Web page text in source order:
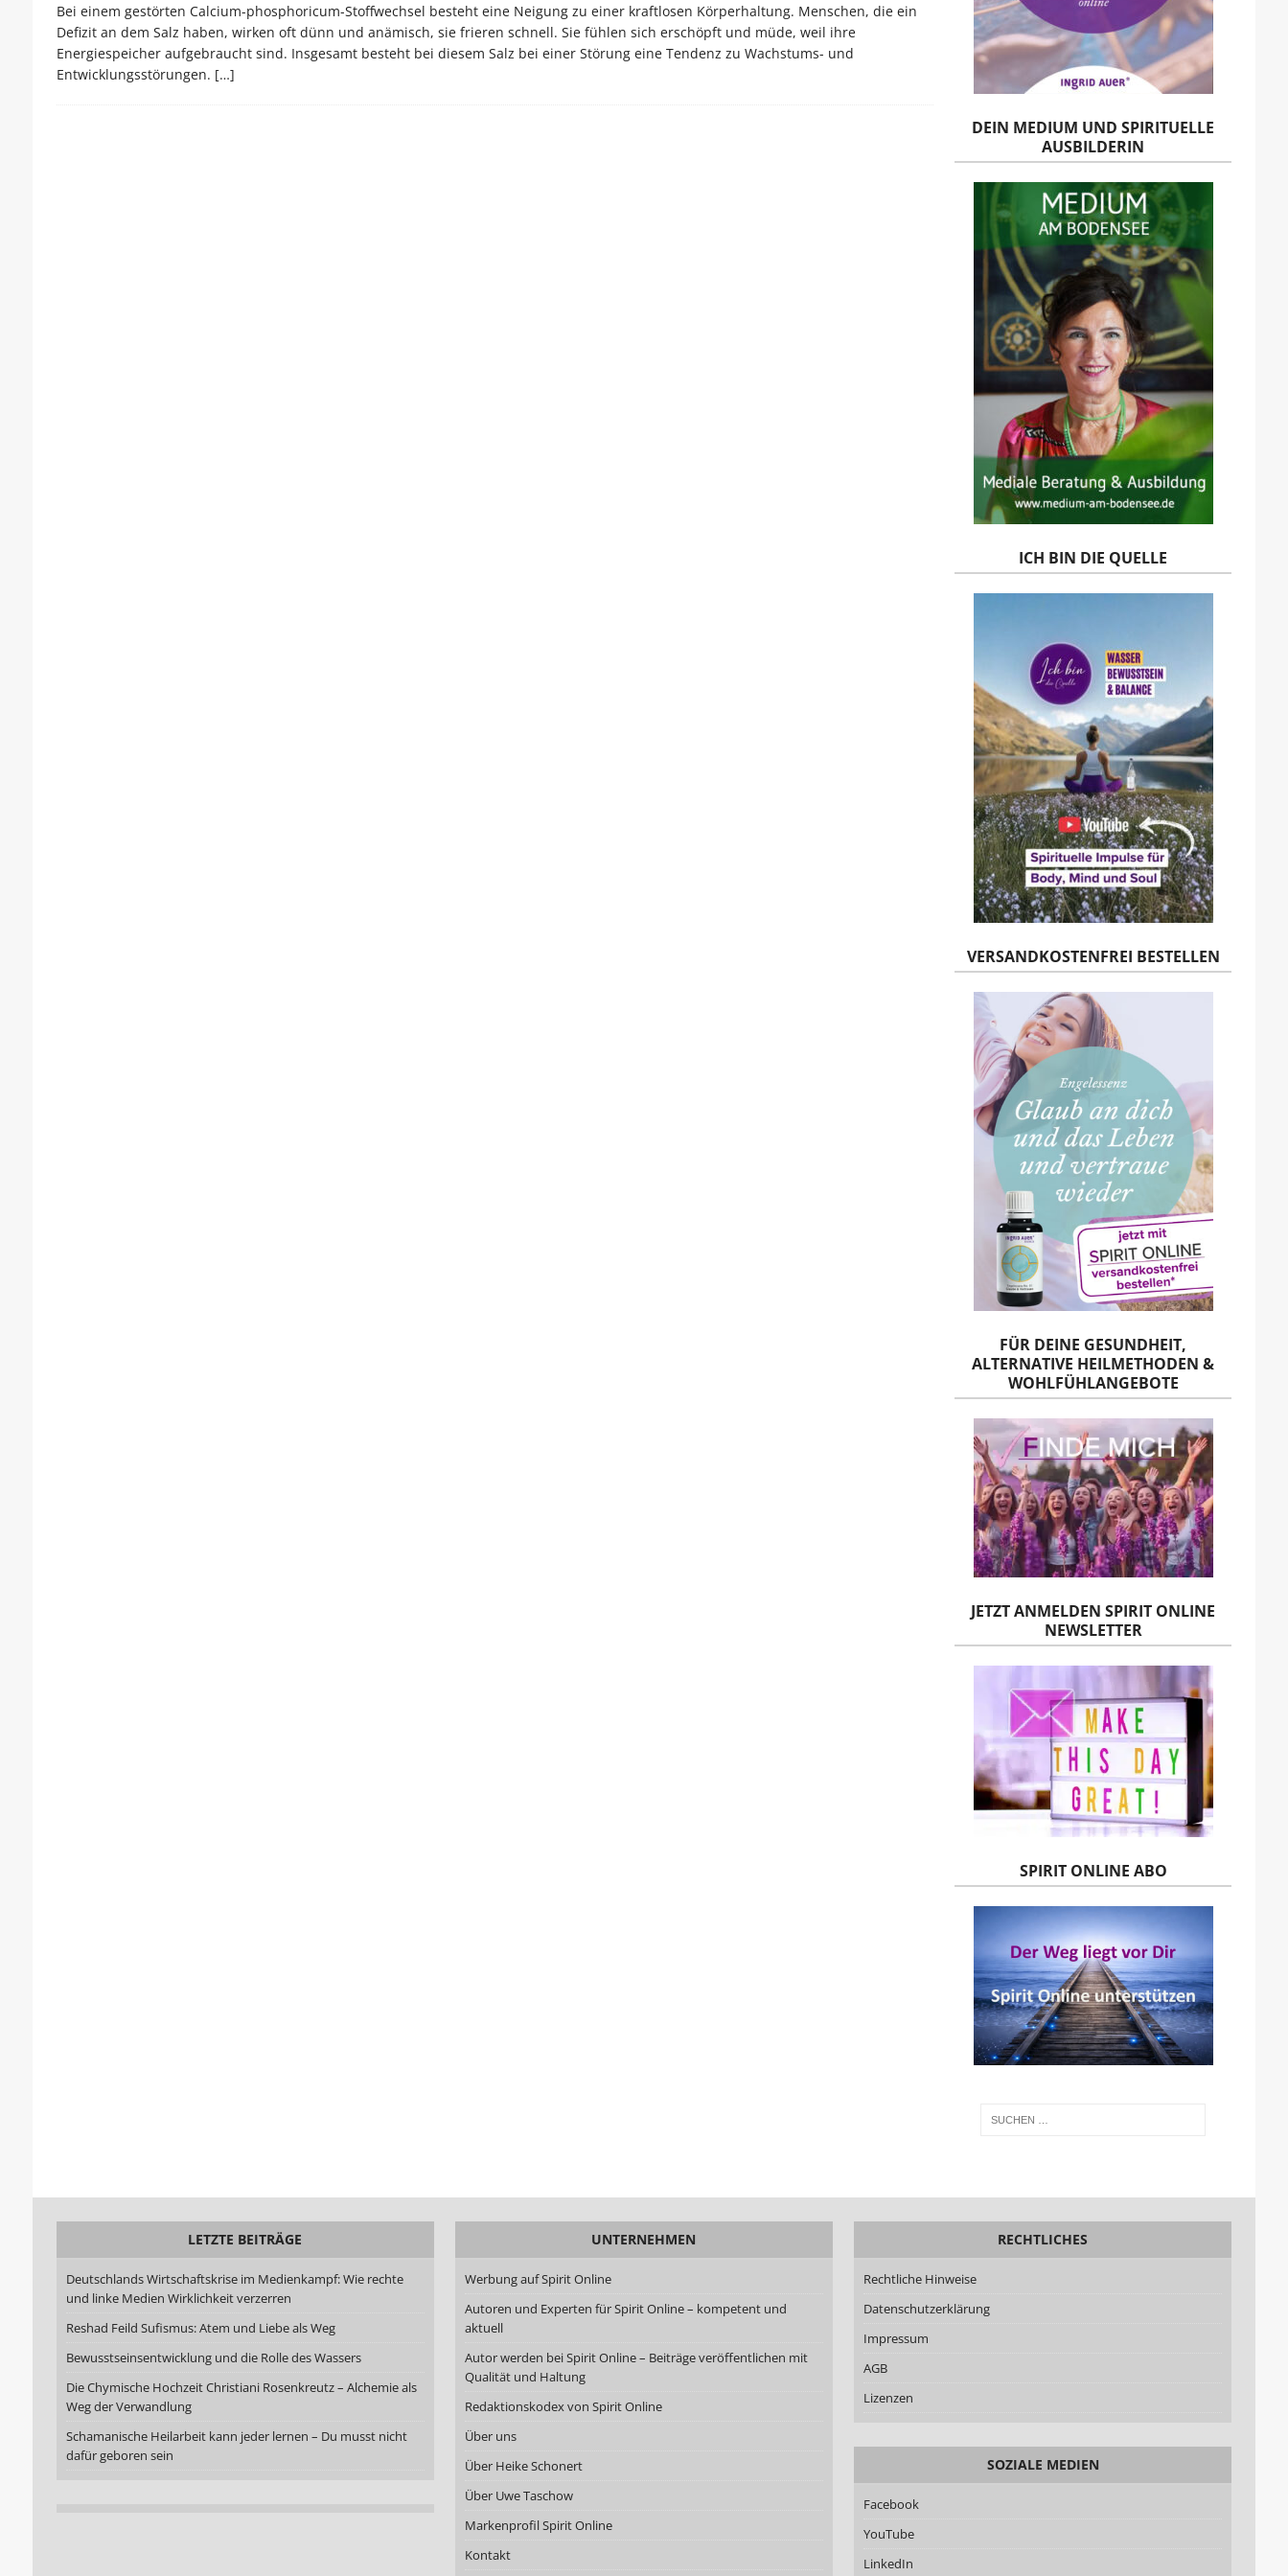
Bei einem gestörten Calcium-phosphoricum-Stoffwechsel besteht eine Neigung zu einer kraftlosen Körperhaltung. Menschen, die ein
Defizit an dem Salz haben, wirken oft dünn und anämisch, sie frieren schnell. Sie fühlen sich erschöpft und müde, weil ihre
Energiespeicher aufgebraucht sind. Insgesamt besteht bei diesem Salz bei einer Störung eine Tendenz zu Wachstums- und
Entwicklungsstörungen. […]
DEIN MEDIUM UND SPIRITUELLE
AUSBILDERIN
ICH BIN DIE QUELLE
VERSANDKOSTENFREI BESTELLEN
FÜR DEINE GESUNDHEIT,
ALTERNATIVE HEILMETHODEN &
WOHLFÜHLANGEBOTE
JETZT ANMELDEN SPIRIT ONLINE
NEWSLETTER
SPIRIT ONLINE ABO
LETZTE BEITRÄGE
Deutschlands Wirtschaftskrise im Medienkampf: Wie rechte
und linke Medien Wirklichkeit verzerren
Reshad Feild Sufismus: Atem und Liebe als Weg
Bewusstseinsentwicklung und die Rolle des Wassers
Die Chymische Hochzeit Christiani Rosenkreutz – Alchemie als
Weg der Verwandlung
Schamanische Heilarbeit kann jeder lernen – Du musst nicht
dafür geboren sein
UNTERNEHMEN
Werbung auf Spirit Online
Autoren und Experten für Spirit Online – kompetent und
aktuell
Autor werden bei Spirit Online – Beiträge veröffentlichen mit
Qualität und Haltung
Redaktionskodex von Spirit Online
Über uns
Über Heike Schonert
Über Uwe Taschow
Markenprofil Spirit Online
Kontakt
RECHTLICHES
Rechtliche Hinweise
Datenschutzerklärung
Impressum
AGB
Lizenzen
SOZIALE MEDIEN
Facebook
YouTube
LinkedIn